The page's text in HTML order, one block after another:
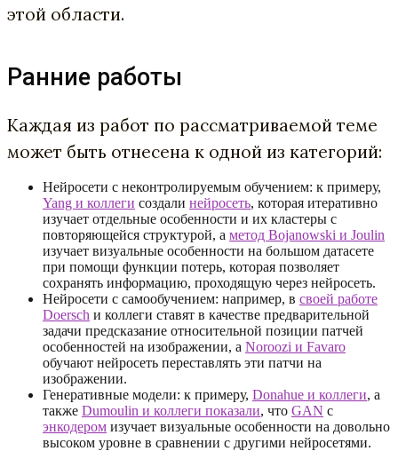
этой области.
Ранние работы
Каждая из работ по рассматриваемой теме
может быть отнесена к одной из категорий:
Нейросети с неконтролируемым обучением: к примеру,
Yang и коллеги создали нейросеть, которая итеративно
изучает отдельные особенности и их кластеры с
повторяющейся структурой, а метод Bojanowski и Joulin
изучает визуальные особенности на большом датасете
при помощи функции потерь, которая позволяет
сохранять информацию, проходящую через нейросеть.
Нейросети с самообучением: например, в своей работе
Doersch и коллеги ставят в качестве предварительной
задачи предсказание относительной позиции патчей
особенностей на изображении, а Noroozi и Favaro
обучают нейросеть переставлять эти патчи на
изображении.
Генеративные модели: к примеру, Donahue и коллеги, а
также Dumoulin и коллеги показали, что GAN с
энкодером изучает визуальные особенности на довольно
высоком уровне в сравнении с другими нейросетями.